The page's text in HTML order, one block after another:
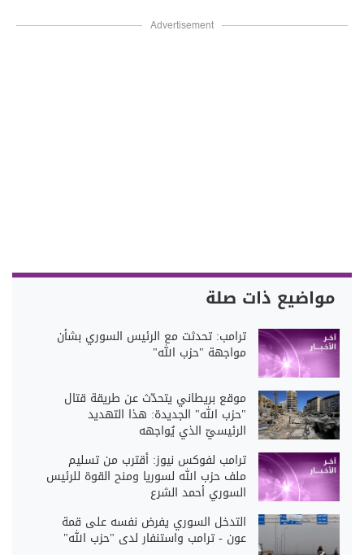
Advertisement
مواضيع ذات صلة
ترامب: تحدثت مع الرئيس السوري بشأن
مواجهة "حزب الله"
موقع بريطاني يتحدّث عن طريقة قتال
"حزب الله" الجديدة: هذا التهديد
الرئيسيّ الذي يُواجهه
ترامب لفوكس نيوز: أقترب من تسليم
ملف حزب الله لسوريا ومنح القوة للرئيس
السوري أحمد الشرع
التدخل السوري يفرض نفسه على قمة
عون - ترامب واستنفار لدى "حزب الله"